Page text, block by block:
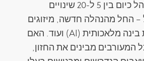
הארגון שלכם מנהל כיום בין 5 ל-20 שינויים
– החל מהנהלה חדשה, מיזוגים
ורכישות, הטמעת בינה מלאכותית (AI) ועוד. האם
מבינים את החזון,